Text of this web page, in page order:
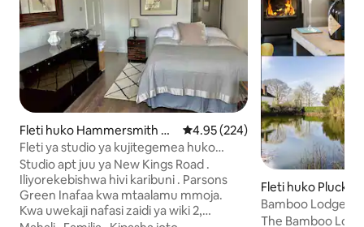
Fleti huko Hammersmith na
Fulham
Ukadiriaji wa wastani wa 4.95
4.95 (224)
Fleti ya studio ya kujitegemea huko
Parsons Green
Studio apt juu ya New Kings Road .
Iliyorekebishwa hivi karibuni . Parsons
Green Inafaa kwa mtaalamu mmoja.
Kwa uwekaji nafasi zaidi ya wiki 2,
Fleti huko Pluckley
Bamboo Lodge
maeneo mazuri
The Bamboo